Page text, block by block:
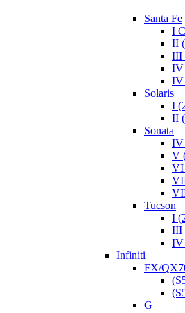
Santa Fe
I
II
III
IV
IV
Solaris
I
II
Sonata
IV
V
VI
Tucson
I
III
IV
Infiniti
FX/
G